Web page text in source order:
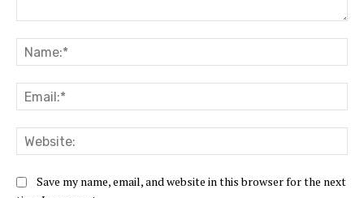
Save my name, email, and website in this browser for the next